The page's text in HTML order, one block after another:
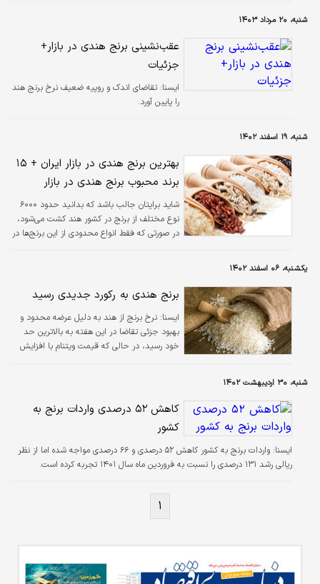
شنبه، ۲۰ مرداد ۱۴۰۳
عقب‌نشینی برنج هندی در بازار+
جزئیات
ايسنا: تقاضای اندک و روپیه ضعیف نرخ برنج هند
را پایین آورد.
شنبه، ۱۹ اسفند ۱۴۰۲
بهترین برنج هندی در بازار ایران + ۱۵
برند محبوب برنج هندی در بازار
شاید برایتان جالب باشد که بدانید حدود ۶۰۰۰
نوع مختلف از برنج در کشور هند کشت می‌شود،
در صورتی که فقط انواع محدودی از این برنج‌ها در
به عنوان محبوب‌ترین و بهترین برنج هندی در
ایران شناخته می‌شود.
یکشنبه، ۰۶ اسفند ۱۴۰۲
برنج هندی به رکورد جدیدی رسید
ايسنا: نرخ برنج از هند به دلیل عرضه محدود و
بهبود جزئی تقاضا در این هفته به بالاترین حد
خود رسید، در حالی که قیمت ویتنام با افزایش
شنبه، ۳۰ اردیبهشت ۱۴۰۲
کاهش ۵۲ درصدی واردات برنج به
کشور
ايسنا:
واردات برنج به کشور کاهش ۵۲ درصدی و ۶۶ درصدی مواجه شده اما از نظر
ریالی رشد ۱۳۱ درصدی را نسبت به فروردین ماه سال ۱۴۰۱ تجربه کرده است.
۱